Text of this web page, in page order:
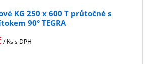
KG 250 x 600 T průtočné s
90° TEGRA
/ Kss DPH